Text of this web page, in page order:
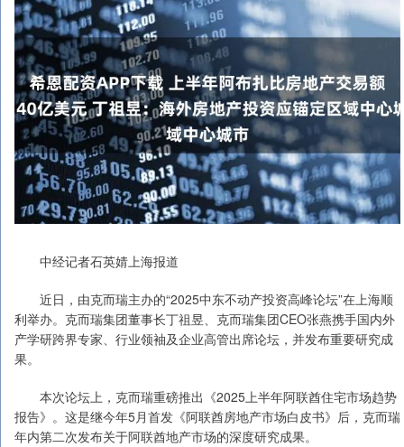
中经记者石英婧上海报道
近日，由克而瑞主办的“2025中东不动产投资高峰论坛”在上海顺
利举办。克而瑞集团董事长丁祖昱、克而瑞集团CEO张燕携手国内外
产学研跨界专家、行业领袖及企业高管出席论坛，并发布重要研究成
果。
本次论坛上，克而瑞重磅推出《2025上半年阿联酋住宅市场趋势
报告》。这是继今年5月首发《阿联酋房地产市场白皮书》后，克而瑞
年内第二次发布关于阿联酋地产市场的深度研究成果。